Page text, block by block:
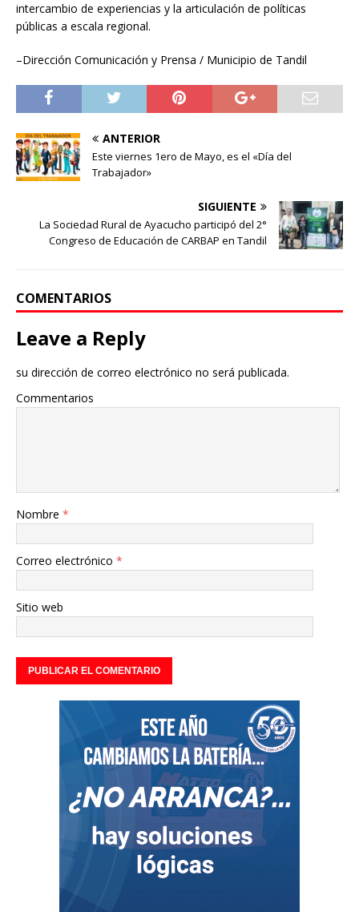
intercambio de experiencias y la articulación de políticas
públicas a escala regional.
–Dirección Comunicación y Prensa / Municipio de Tandil
ANTERIOR
Este viernes 1ero de Mayo, es el «Día del
Trabajador»
SIGUIENTE
La Sociedad Rural de Ayacucho participó del 2°
Congreso de Educación de CARBAP en Tandil
COMENTARIOS
Leave a Reply
su dirección de correo electrónico no será publicada.
Commentarios
Nombre *
Correo electrónico *
Sitio web